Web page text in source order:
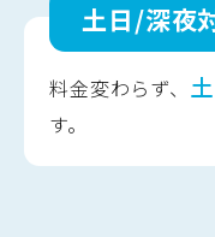
土日/深夜
料金変わらず、
す。